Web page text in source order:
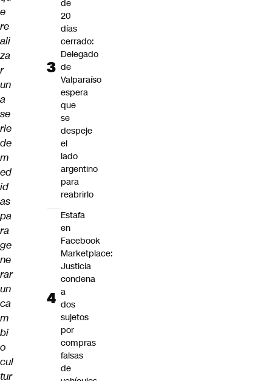
e
re
ali
za
r
un
a
se
rie
de
m
ed
id
as
pa
ra
ge
ne
rar
un
ca
m
bi
o
cul
tur
de
20
días
cerrado:
Delegado
de
Valparaíso
espera
que
se
despeje
el
lado
argentino
para
reabrirlo
Estafa
en
Facebook
Marketplace:
Justicia
condena
a
dos
sujetos
por
compras
falsas
de